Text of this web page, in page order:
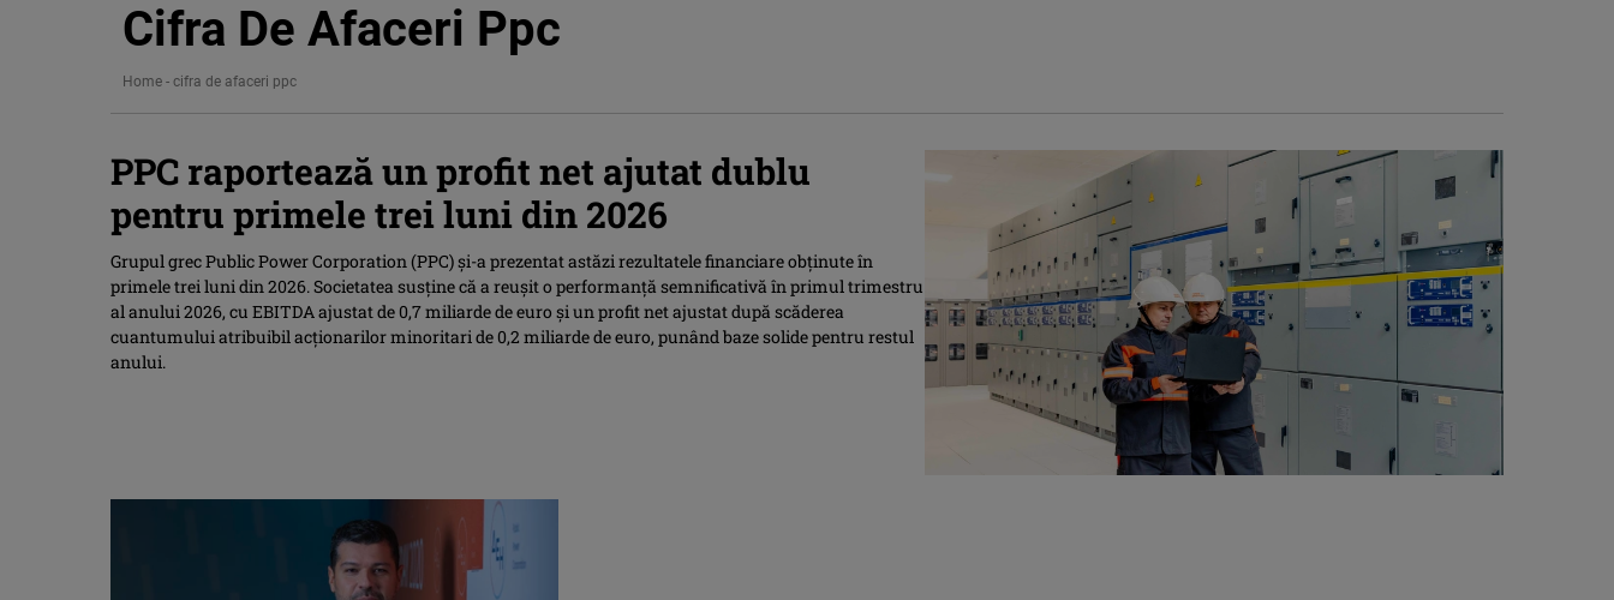
Cifra De Afaceri Ppc
Home - cifra de afaceri ppc
PPC raportează un profit net ajutat dublu
pentru primele trei luni din 2026
Grupul grec Public Power Corporation (PPC) și-a prezentat astăzi rezultatele financiare obținute în
primele trei luni din 2026. Societatea susține că a reușit o performanță semnificativă în primul trimestru
al anului 2026, cu EBITDA ajustat de 0,7 miliarde de euro și un profit net ajustat după scăderea
cuantumului atribuibil acționarilor minoritari de 0,2 miliarde de euro, punând baze solide pentru restul
anului.